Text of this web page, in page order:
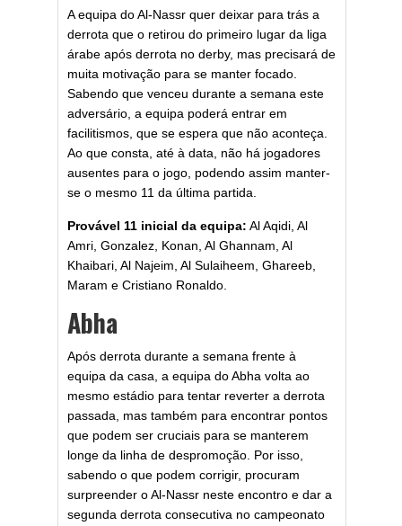
A equipa do Al-Nassr quer deixar para trás a
derrota que o retirou do primeiro lugar da liga
árabe após derrota no derby, mas precisará de
muita motivação para se manter focado.
Sabendo que venceu durante a semana este
adversário, a equipa poderá entrar em
facilitismos, que se espera que não aconteça.
Ao que consta, até à data, não há jogadores
ausentes para o jogo, podendo assim manter-
se o mesmo 11 da última partida.
Provável 11 inicial da equipa: Al Aqidi, Al
Amri, Gonzalez, Konan, Al Ghannam, Al
Khaibari, Al Najeim, Al Sulaiheem, Ghareeb,
Maram e Cristiano Ronaldo.
Abha
Após derrota durante a semana frente à
equipa da casa, a equipa do Abha volta ao
mesmo estádio para tentar reverter a derrota
passada, mas também para encontrar pontos
que podem ser cruciais para se manterem
longe da linha de despromoção. Por isso,
sabendo o que podem corrigir, procuram
surpreender o Al-Nassr neste encontro e dar a
segunda derrota consecutiva no campeonato